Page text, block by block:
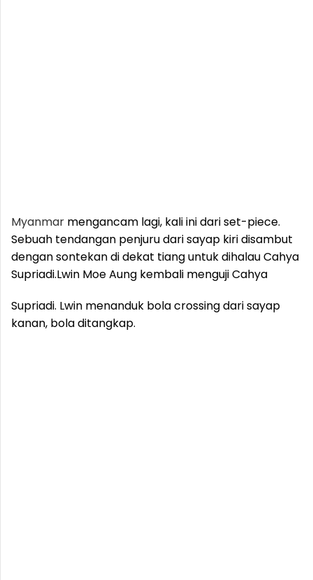
Myanmar mengancam lagi, kali ini dari set-piece.
Sebuah tendangan penjuru dari sayap kiri disambut
dengan sontekan di dekat tiang untuk dihalau Cahya
Supriadi.Lwin Moe Aung kembali menguji Cahya
Supriadi. Lwin menanduk bola crossing dari sayap
kanan, bola ditangkap.